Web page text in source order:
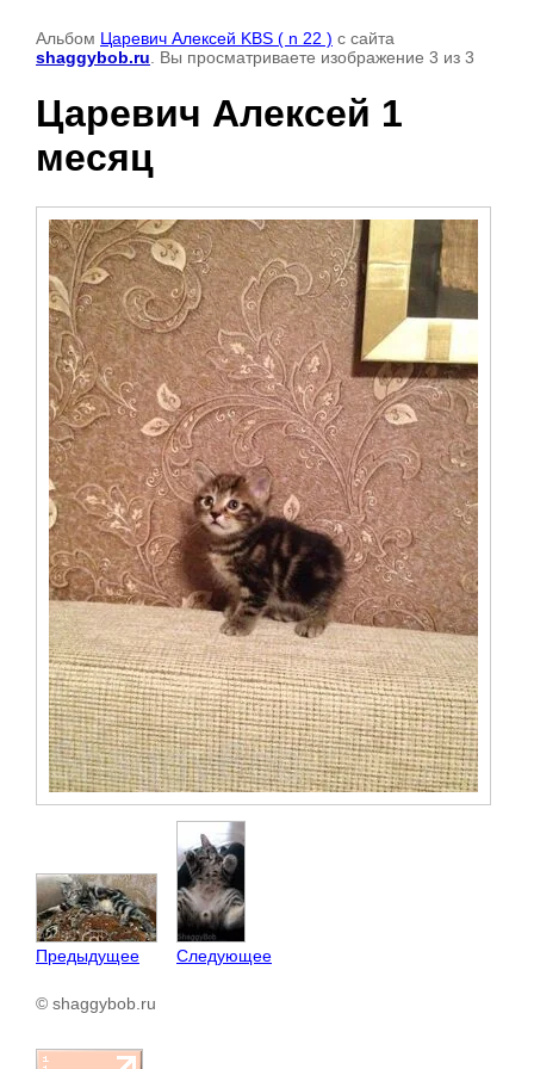
Альбом Царевич Алексей KBS ( n 22 ) с сайта
shaggybob.ru . Вы просматриваете изображение 3 из 3
Царевич Алексей 1
месяц
Предыдущее Следующее
© shaggybob.ru